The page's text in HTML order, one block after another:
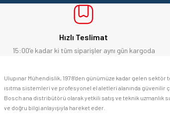
Bosch marka alet alacaksam kesinlikle adresim
M... K... | 04/05/2026
Hızlı Teslimat
15:00’e kadar ki tüm siparişler aynı gün kargoda
Ulupınar Mühendislik, 1978'den günümüze kadar gelen sektör
ısıtma sistemleri ve profesyonel el aletleri alanında güvenilir
Bosch ana distribütörü olarak yetkili satış ve teknik uzmanlık
ve doğru bilgi anlayışıyla hareket eder.